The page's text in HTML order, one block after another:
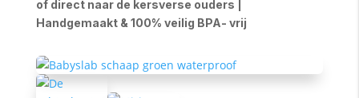
of direct naar de kersverse ouders |
Handgemaakt & 100% veilig BPA- vrij